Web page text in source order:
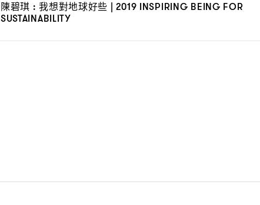
陳碧琪 :我想對地球好些 | 2019 INSPIRING BEING FOR
SUSTAINABILITY